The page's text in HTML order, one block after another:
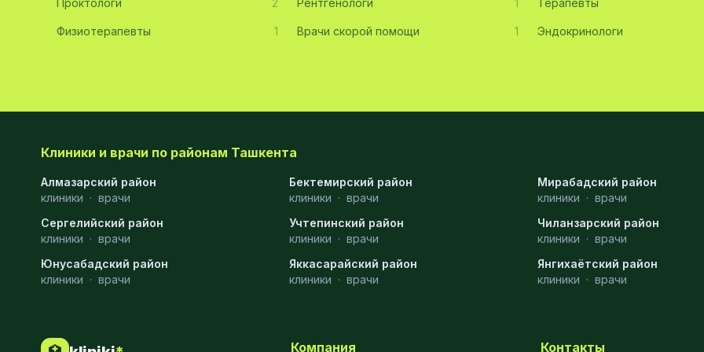
Стоматология 9
Физиотерапия
Ортопедия
Пластическая хирургия
Проктологи 2 Рентгенологи 1 Терапевты
Физиотерапевты 1 Врачи скорой помощи 1 Эндокринологи
Клиники и врачи по районам Ташкента
Алмазарский район
клиники · врачи
Бектемирский район
клиники · врачи
Мирабадский район
клиники · врачи
Сергелийский район
клиники · врачи
Учтепинский район
клиники · врачи
Чиланзарский район
клиники · врачи
Юнусабадский район
клиники · врачи
Яккасарайский район
клиники · врачи
Янгихаётский район
клиники · врачи
Компания Контакты